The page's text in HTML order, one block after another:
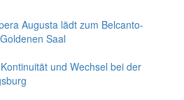
Augusta lädt zum Belcanto-
Saal
und Wechsel bei der